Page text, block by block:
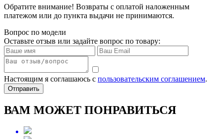
Обратите внимание! Возвраты с оплатой наложенным
платежом или до пункта выдачи не принимаются.
Вопрос по модели
Оставьте отзыв или задайте вопрос по товару:
Настоящим я соглашаюсь с пользовательским соглашением.
Отправить
ВАМ МОЖЕТ ПОНРАВИТЬСЯ